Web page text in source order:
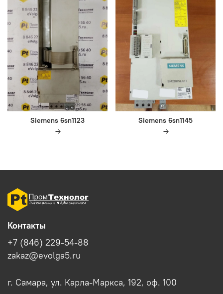
Siemens 6sn1123 Siemens 6sn1145
Контакты
+7 (846) 229-54-88
zakaz@evolga5.ru
г. Самара, ул. Карла-Маркса, 192, оф. 100